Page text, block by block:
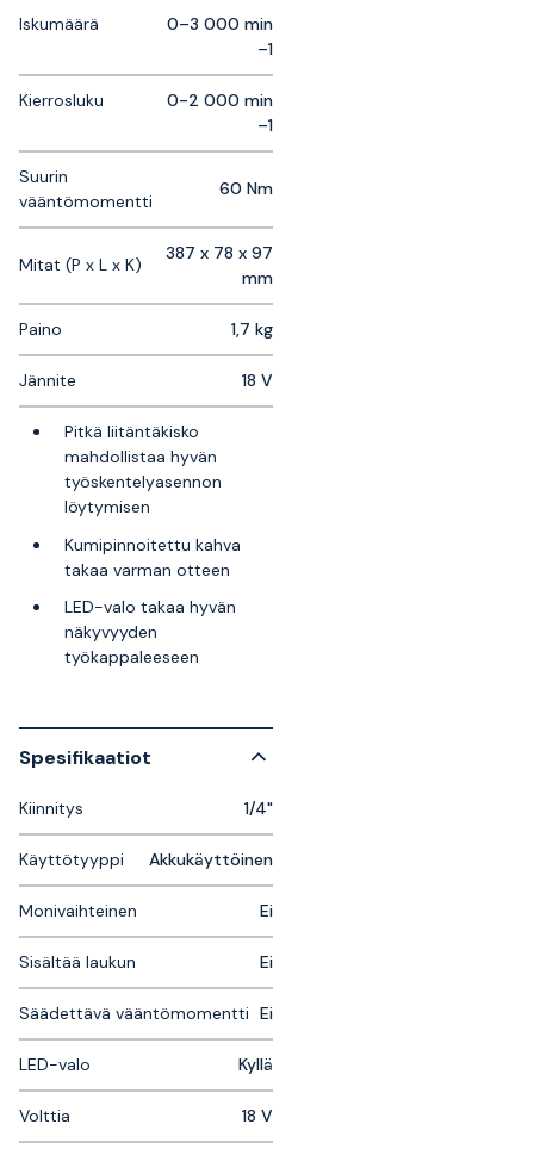
Iskumäärä
0–3 000 min
–1
Kierrosluku
0-2 000 min
–1
Suurin
vääntömomentti
60 Nm
Mitat (P x L x K)
387 x 78 x 97
mm
Paino 1,7 kg
Jännite 18 V
Pitkä liitäntäkisko
mahdollistaa hyvän
työskentelyasennon
löytymisen
Kumipinnoitettu kahva
takaa varman otteen
LED-valo takaa hyvän
näkyvyyden
työkappaleeseen
Spesifikaatiot
Kiinnitys 1/4"
Käyttötyyppi Akkukäyttöinen
Monivaihteinen Ei
Sisältää laukun Ei
Säädettävä vääntömomentti Ei
LED-valo Kyllä
Volttia 18 V